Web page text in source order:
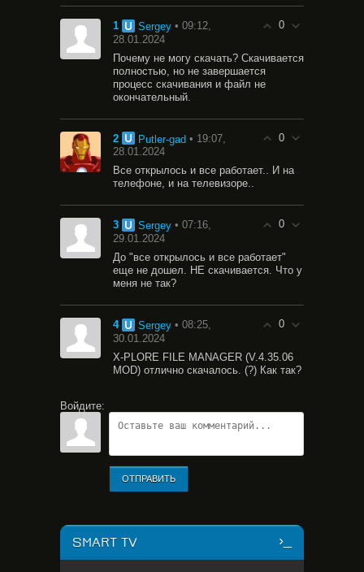
0
1 Sergey • 09:12,
28.01.2024
Почему не могу скачать? Скачивается
полностью, но не завершается
процесс скачивания и файл не
окончательный.
0
2 Putler-gad • 19:07,
28.01.2024
Все открылось и все работает.. И на
телефоне, и на телевизоре..
0
3 Sergey • 07:16,
29.01.2024
До "все открылось и все работает"
еще не дошел. НЕ скачивается. Что у
меня не так?
0
4 Sergey • 08:25,
30.01.2024
X-PLORE FILE MANAGER (V.4.35.06
MOD) отлично скачалось. (?) Как так?
Войдите:
ОТПРАВИТЬ
SMART TV